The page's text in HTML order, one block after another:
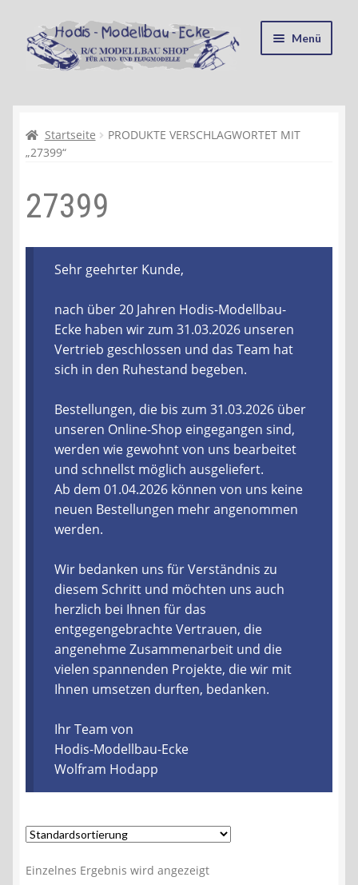
Zur
Navigation
springen
Zum
Inhalt
springen
Menü
Kasse
Recycling, Entsorgung und Umwelt
Shop
Warenkorb
Ablauf einer Bestellung
Zahlungsarten
Lieferzeit & Verfügbarkeit
Gutschein
Batterien- und Akku Verordnung
Elektro- und Elektronikgeräte Verordnung
Öle- und Schmierstoff Verordnung
Vereine & Foren
Kontakt
Startseite
PRODUKTE VERSCHLAGWORTET MIT
„27399“
27399
Sehr geehrter Kunde,
nach über 20 Jahren Hodis-Modellbau-
Ecke haben wir zum 31.03.2026 unseren
Vertrieb geschlossen und das Team hat
sich in den Ruhestand begeben.
Bestellungen, die bis zum 31.03.2026 über
unseren Online-Shop eingegangen sind,
werden wie gewohnt von uns bearbeitet
und schnellst möglich ausgeliefert.
Ab dem 01.04.2026 können von uns keine
neuen Bestellungen mehr angenommen
werden.
Wir bedanken uns für Verständnis zu
diesem Schritt und möchten uns auch
herzlich bei Ihnen für das
entgegengebrachte Vertrauen, die
angenehme Zusammenarbeit und die
vielen spannenden Projekte, die wir mit
Ihnen umsetzen durften, bedanken.
Ihr Team von
Hodis-Modellbau-Ecke
Wolfram Hodapp
Einzelnes Ergebnis wird angezeigt